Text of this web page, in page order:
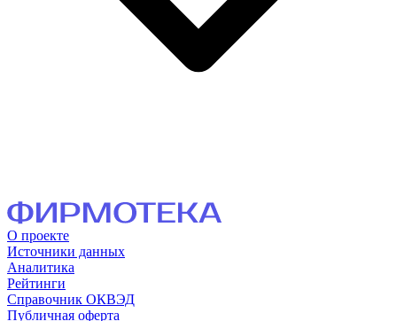
О проекте
Источники данных
Аналитика
Рейтинги
Справочник ОКВЭД
Публичная оферта